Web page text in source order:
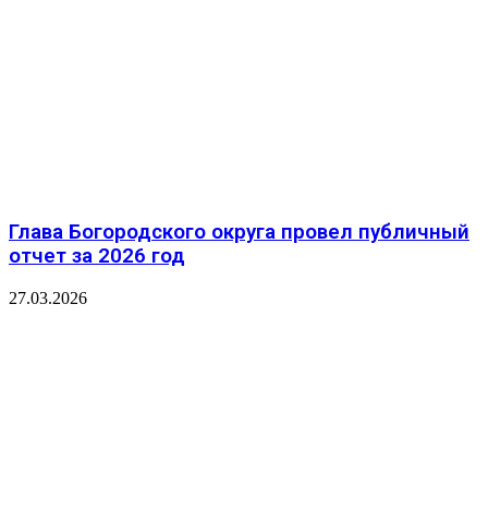
Глава Богородского округа провел публичный
отчет за 2026 год
27.03.2026